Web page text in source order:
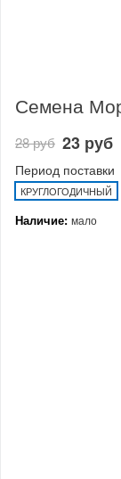
Семена
28 руб 23 руб
Период поставки
КРУГЛОГОДИЧНЫЙ
Наличие: мало